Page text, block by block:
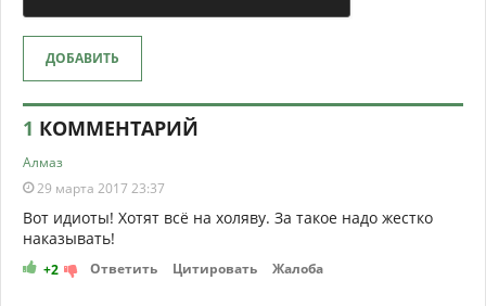
ДОБАВИТЬ
1 КОММЕНТАРИЙ
Алмаз
29 марта 2017 23:37
Вот идиоты! Хотят всё на холяву. За такое надо жестко
наказывать!
+2 Ответить Цитировать Жалоба